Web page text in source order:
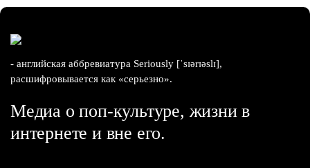
- английская аббревиатура Seriously [ˈsɪərɪəslɪ],
расшифровывается как «серьезно».
Медиа о поп-культуре, жизни в
интернете и вне его.